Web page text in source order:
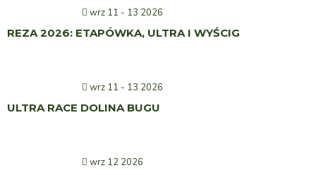
wrz 11 - 13 2026
REZA 2026: ETAPÓWKA, ULTRA I WYŚCIG
wrz 11 - 13 2026
ULTRA RACE DOLINA BUGU
wrz 12 2026